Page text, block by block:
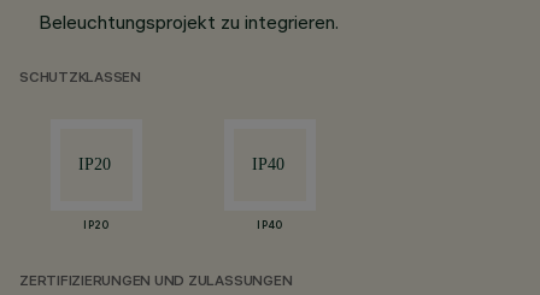
Beleuchtungsprojekt zu integrieren.
SCHUTZKLASSEN
IP20 IP40
ZERTIFIZIERUNGEN UND ZULASSUNGEN